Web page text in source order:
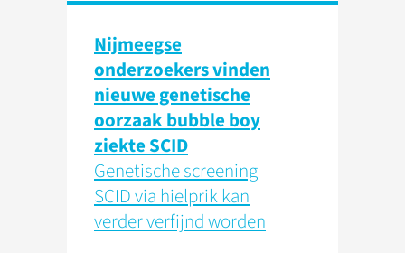
Nijmeegse
onderzoekers vinden
nieuwe genetische
oorzaak bubble boy
ziekte SCID
Genetische screening
SCID via hielprik kan
verder verfijnd worden